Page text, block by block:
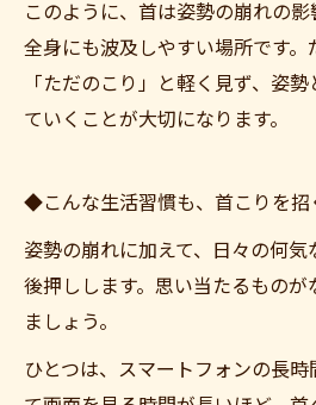
このように、首は姿勢の崩れの
全身にも波及しやすい場所です。
「ただのこり」と軽く見ず、姿
ていくことが大切になります。
◆こんな生活習慣も、首こりを招
姿勢の崩れに加えて、日々の何気
後押しします。思い当たるものが
ましょう。
ひとつは、スマートフォンの長